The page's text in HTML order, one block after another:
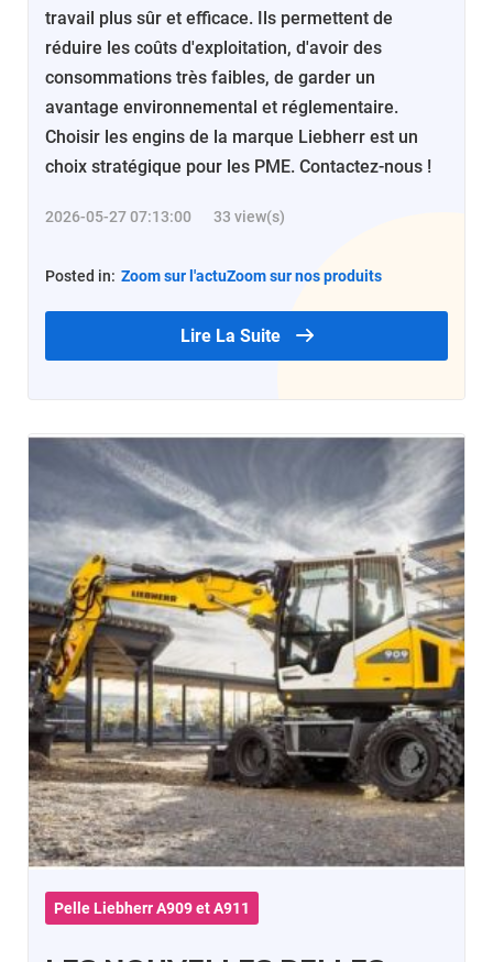
travail plus sûr et efficace. Ils permettent de
réduire les coûts d'exploitation, d'avoir des
consommations très faibles, de garder un
avantage environnemental et réglementaire.
Choisir les engins de la marque Liebherr est un
choix stratégique pour les PME. Contactez-nous !
2026-05-27 07:13:00 33 view(s)
Posted in: Zoom sur l'actuZoom sur nos produits
Lire La Suite
Pelle Liebherr A909 et A911